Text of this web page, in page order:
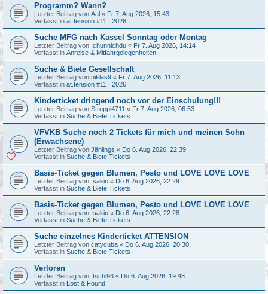
Programm? Wann?
Letzter Beitrag von Aal « Fr 7. Aug 2026, 15:43
Verfasst in at.tension #11 | 2026
Suche MFG nach Kassel Sonntag oder Montag
Letzter Beitrag von Ichunnichdu « Fr 7. Aug 2026, 14:14
Verfasst in Anreise & Mitfahrgelegenheiten
Suche & Biete Gesellschaft
Letzter Beitrag von niklas9 « Fr 7. Aug 2026, 11:13
Verfasst in at.tension #11 | 2026
Kinderticket dringend noch vor der Einschulung!!!
Letzter Beitrag von Struppi4711 « Fr 7. Aug 2026, 06:53
Verfasst in Suche & Biete Tickets
VFVKB Suche noch 2 Tickets für mich und meinen Sohn
(Erwachsene)
Letzter Beitrag von Jählings « Do 6. Aug 2026, 22:39
Verfasst in Suche & Biete Tickets
Basis-Ticket gegen Blumen, Pesto und LOVE LOVE LOVE
Letzter Beitrag von Isakio « Do 6. Aug 2026, 22:29
Verfasst in Suche & Biete Tickets
Basis-Ticket gegen Blumen, Pesto und LOVE LOVE LOVE
Letzter Beitrag von Isakio « Do 6. Aug 2026, 22:28
Verfasst in Suche & Biete Tickets
Suche einzelnes Kinderticket ATTENSION
Letzter Beitrag von catycuba « Do 6. Aug 2026, 20:30
Verfasst in Suche & Biete Tickets
Verloren
Letzter Beitrag von Itschi93 « Do 6. Aug 2026, 19:48
Verfasst in Lost & Found